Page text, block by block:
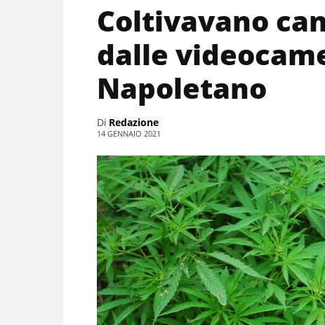
Coltivavano
dalle
Napoletano
Di Redazione
14 GENNAIO 2021